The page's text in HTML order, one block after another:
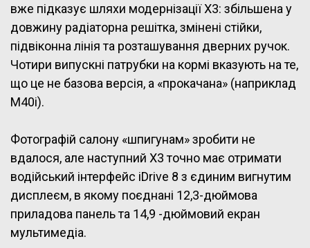
вже підказує шляхи модернізації X3: збільшена у
довжину радіаторна решітка, змінені стійки,
підвіконна лінія та розташування дверних ручок.
Чотири випускні патрубки на кормі вказують на те,
що це не базова версія, а «прокачана» (наприклад
M40i).
Фотографій салону «шпигунам» зробити не
вдалося, але наступний X3 точно має отримати
водійський інтерфейс iDrive 8 з єдиним вигнутим
дисплеєм, в якому поєднані 12,3-дюймова
приладова панель та 14,9 -дюймовий екран
мультимедіа.